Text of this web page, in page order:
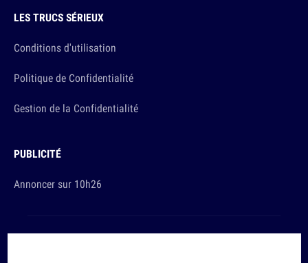
LES TRUCS SÉRIEUX
Conditions d'utilisation
Politique de Confidentialité
Gestion de la Confidentialité
PUBLICITÉ
Annoncer sur 10h26